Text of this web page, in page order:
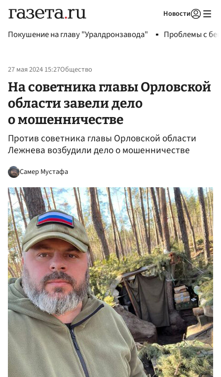
Новости
Покушение на главу "Уралдронзавода" Проблемы с
27 мая 2024 15:27Общество
На советника главы Орловской
области завели дело
о мошенничестве
Против советника главы Орловской области
Лежнева возбудили дело о мошенничестве
Самер Мустафа